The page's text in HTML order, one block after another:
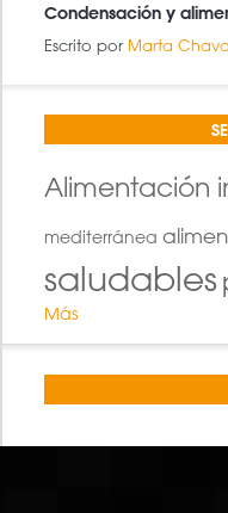
Condensación y
Escrito por Marta
Alimentación
mediterránea
saludables
Más